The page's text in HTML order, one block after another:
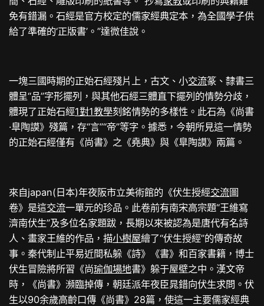
免有錯漏。石經是官方校定的儒家經典定本，為全國學子供
給了準確的‘正版書’。”達微佳說。
一塊三國時期的正始石經殘片上，古文、小交流篆、隸書三
體呈“品”字形擺列，與其他石經三體直下擺列的情勢分歧，
體現了正始石經1對1教學刻銘情勢的多樣性。此石為《尚書
·臯陶謨》殘篇，存“言”“帝”等字。據悉，今朝所見這一情勢
的正始石經僅有《尚書》之《堯典》與《臯陶謨》兩篇。
來自japan(日本)年夜阪市立美術館的《伏生授經交流圖
卷》是這交流一單元的珍品。此卷前有南宋高宗題“王維寫
濟南伏生”及多位名家題跋，長期以來被認為是唐代有名詩
人、畫家王維的作品，描小樹屋繪了“伏生授經”的傳奇故
事。秦代制止平易近間私躲《詩》《書》和百家書籍，博士
伏生冒險將所習《尚瑜伽場地書》躲于屋壁之中。漢文帝
時，《尚書》瀕臨掉傳，朝廷派年夜臣晁錯向伏生求問。伏
生以90余歲高齡口傳《尚書》28篇，使這一主要儒家經典